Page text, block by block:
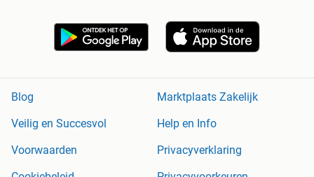
Blog
Marktplaats Zakelijk
Veilig en Succesvol
Help en Info
Voorwaarden
Privacyverklaring